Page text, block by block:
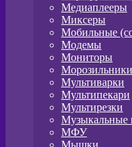
Медиаплееры
Миксеры
Мобильные
Модемы
Мониторы
Морозильники
Мультиварки
Мультипекари
Мультирезки
Музыкальные
МФУ
Мышки